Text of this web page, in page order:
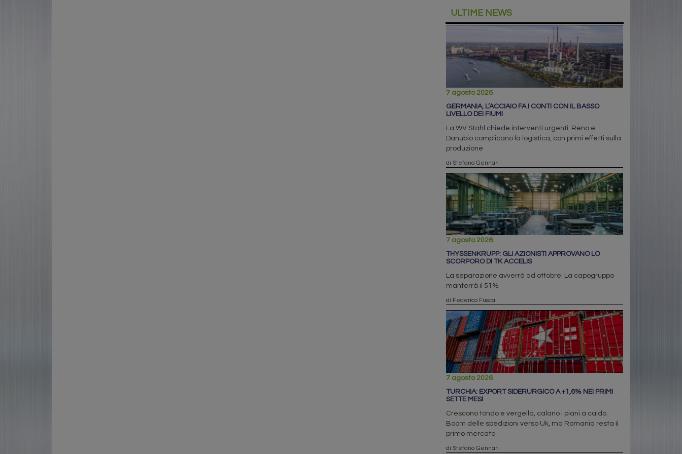
ULTIME NEWS
7 agosto 2026
GERMANIA, L’ACCIAIO FA I CONTI CON IL BASSO
LIVELLO DEI FIUMI
La WV Stahl chiede interventi urgenti. Reno e
Danubio complicano la logistica, con primi effetti sulla
produzione
di Stefano Gennari
7 agosto 2026
THYSSENKRUPP: GLI AZIONISTI APPROVANO LO
SCORPORO DI TK ACCELIS
La separazione avverrà ad ottobre. La capogruppo
manterrà il 51%
di Federico Fusca
7 agosto 2026
TURCHIA: EXPORT SIDERURGICO A +1,6% NEI PRIMI
SETTE MESI
Crescono tondo e vergella, calano i piani a caldo.
Boom delle spedizioni verso Uk, ma Romania resta il
primo mercato
di Stefano Gennari